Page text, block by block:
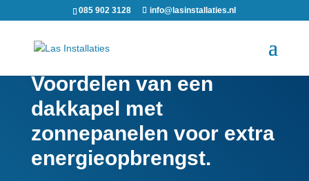
085 902 3128 info@lasinstallaties.nl
Voordelen van een
dakkapel met
zonnepanelen voor extra
energieopbrengst.​